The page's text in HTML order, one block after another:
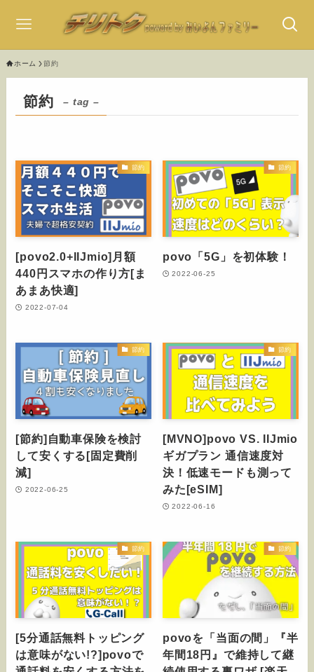
ホーム 節約
節約 – tag –
節約
[povo2.0+IIJmio]月額
440円スマホの作り方[ま
あまあ快適]
2022-07-04
節約
povo「5G」を初体験！
2022-06-25
節約
[節約]自動車保険を検討
して安くする[固定費削
減]
2022-06-25
節約
[MVNO]povo VS. IIJmio
ギガプラン 通信速度対
決！低速モードも測って
みた[eSIM]
2022-06-16
節約
[5分通話無料トッピング
は意味がない!?]povoで
節約
povoを「当面の間」『半
年間18円』で維持して継